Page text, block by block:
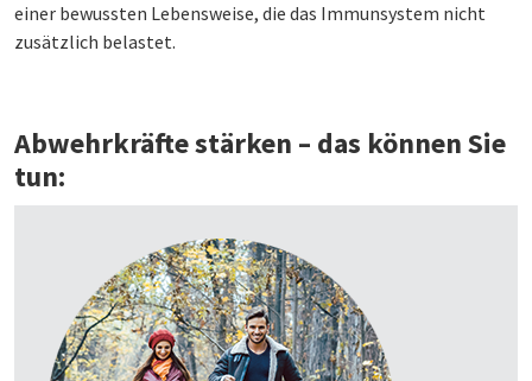
einer bewussten Lebensweise, die das Immunsystem nicht
zusätzlich belastet.
Abwehrkräfte stärken – das können Sie
tun: